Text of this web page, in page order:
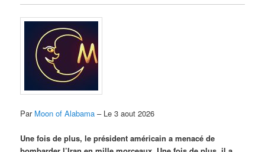
Par Moon of Alabama – Le 3 aout 2026
Une fois de plus, le président américain a menacé de